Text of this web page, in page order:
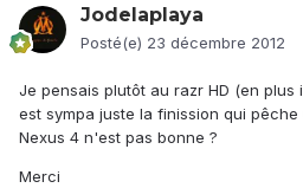
Jodelaplaya
Posté(e) 23 décembre 2012
Je pensais plutôt au razr HD (en plus
est sympa juste la finission qui
Nexus 4 n'est pas bonne ?
Merci